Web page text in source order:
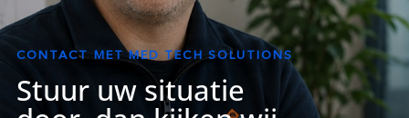
CONTACT MET MED TECH SOLUTIONS
Stuur uw situatie